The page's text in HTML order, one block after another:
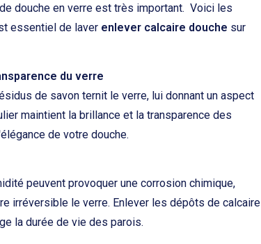
douche en verre est très important. Voici les
essentiel de laver enlever calcaire douche sur
du verre
de savon ternit le verre, lui donnant un aspect
maintient la brillance et la transparence des
de votre douche.
peuvent provoquer une corrosion chimique,
irréversible le verre. Enlever les dépôts de calcaire
la durée de vie des parois.